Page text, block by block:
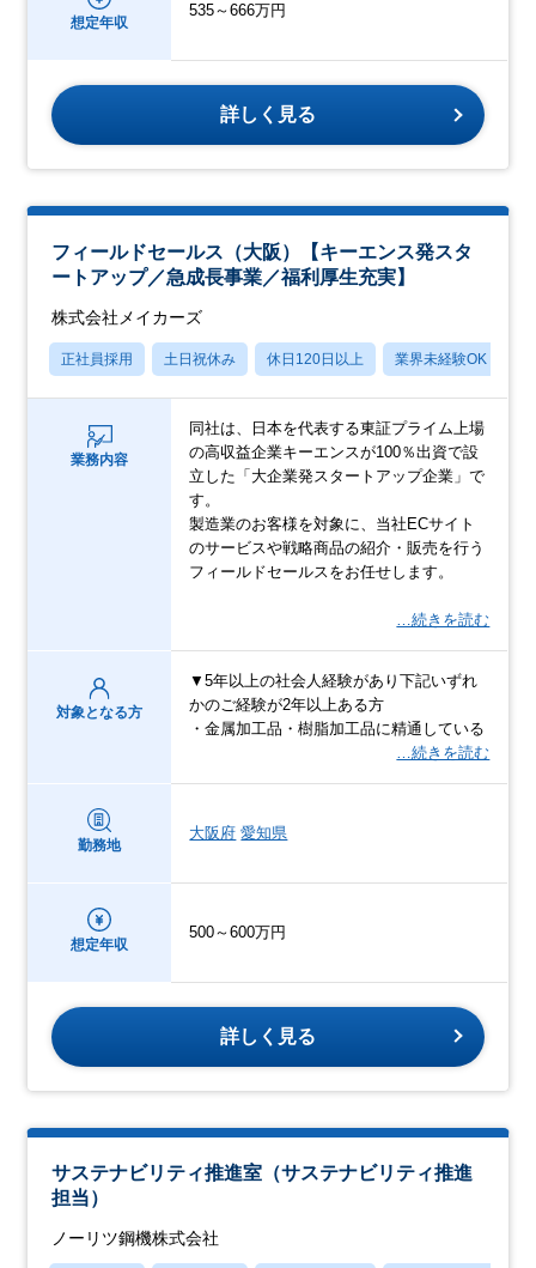
想定年収
535～666万円
詳しく見る
フィールドセールス（大阪）【キーエンス発スタ
ートアップ／急成長事業／福利厚生充実】
株式会社メイカーズ
正社員採用 土日祝休み 休日120日以上 業界未経験OK
業務内容
同社は、日本を代表する東証プライム上場
の高収益企業キーエンスが100％出資で設
立した「大企業発スタートアップ企業」で
す。
製造業のお客様を対象に、当社ECサイト
のサービスや戦略商品の紹介・販売を行う
フィールドセールスをお任せします。
…続きを読む
対象となる方
▼5年以上の社会人経験があり下記いずれ
かのご経験が2年以上ある方
・金属加工品・樹脂加工品に精通している
…続きを読む
勤務地
大阪府 愛知県
想定年収
500～600万円
詳しく見る
サステナビリティ推進室（サステナビリティ推進
担当）
ノーリツ鋼機株式会社